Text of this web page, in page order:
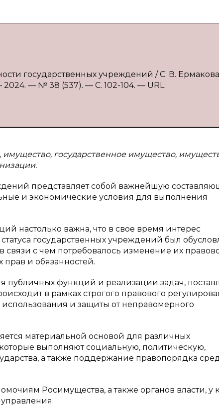
государственных учреждений / С. В.
— № 38 (537). — С. 102-104. — URL:
государственное имущество,
представляет собой важнейшую
и экономические условия для выполнения
настолько важна, что в свое время интерес
государственных учреждений был
с чем потребовалось изменение их
прав и обязанностей.
публичных функций и реализации задач,
в рамках строгого правового
и защиты от неправомерного
материальной основой для различных
выполняют социальную, политическую,
а также поддержание правопорядка
Росимущества, а также органов власти, у